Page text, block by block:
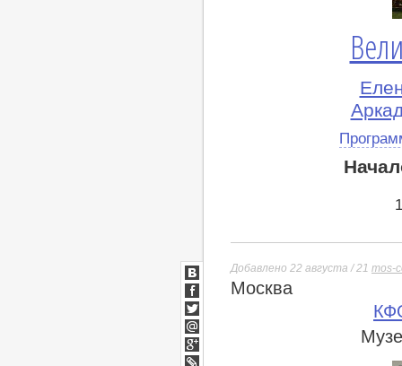
Добавлено 22 августа / 21 mos-
Москва
ВКонтакте
Facebook
Twitter
Мой
Мир
Google+